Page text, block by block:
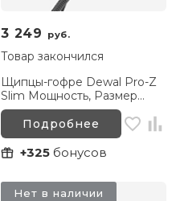
3 249 руб.
Товар закончился
Щипцы-гофре Dewal Pro-Z
Slim Мощность, Размер
пластин 10-90 мм
Подробнее
+325 бонусов
Нет в наличии